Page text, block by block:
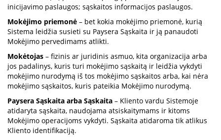
inicijavimo paslaugos; sąskaitos informacijos paslaugos.
Mokėjimo priemonė – bet kokia mokėjimo priemonė, kurią
Sistema leidžia susieti su Paysera Sąskaita ir ją panaudoti
Mokėjimo pervedimams atlikti.
Mokėtojas – fizinis ar juridinis asmuo, kita organizacija arba
jos padalinys, kuris turi mokėjimo sąskaitą ir leidžia vykdyti
mokėjimo nurodymą iš tos mokėjimo sąskaitos arba, kai nėra
mokėjimo sąskaitos, kuris pateikia Mokėjimo nurodymą.
Paysera Sąskaita arba Sąskaita – Kliento vardu Sistemoje
atidaryta sąskaita, naudojama atsiskaitymams ir kitoms
Mokėjimo operacijoms vykdyti. Sąskaita atidaroma tik atlikus
Kliento identifikaciją.